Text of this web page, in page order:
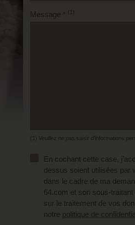
Message * (1)
(1) Veuillez ne pas saisir d'informations
En cochant cette case,
dessus soient utilisées par
dans le cadre de ma
64.com et son sous-
sur le traitement de vos
notre politique de